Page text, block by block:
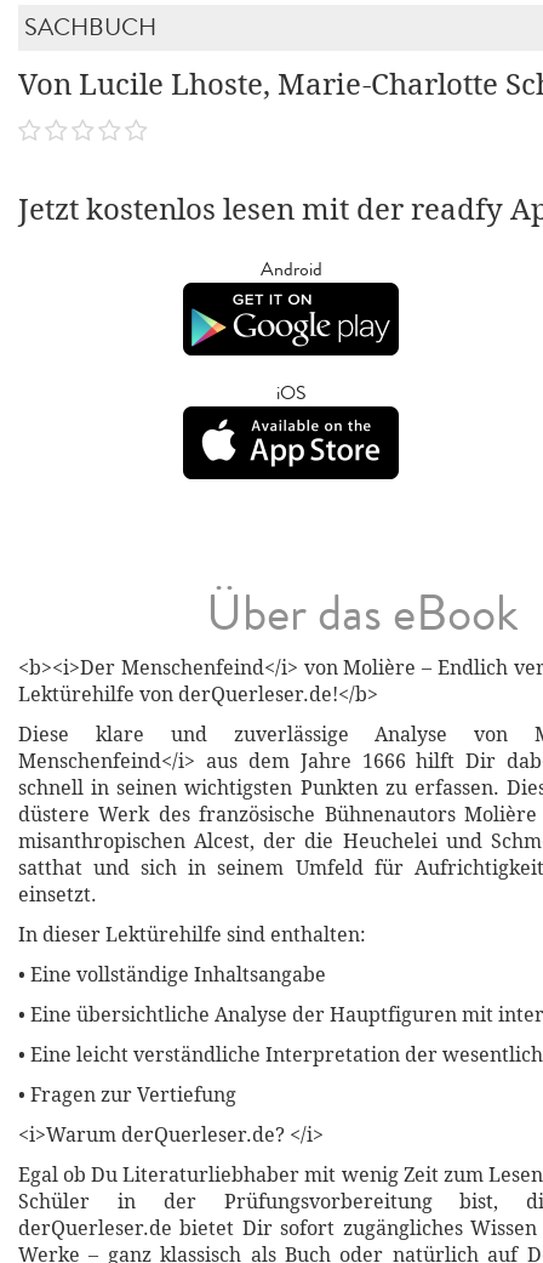
SACHBUCH
Von Lucile Lhoste, Marie-Charlotte
Jetzt kostenlos lesen mit der readfy
Android
iOS
Über das eBook
<b><i>Der Menschenfeind</i> von Molière – Endlich
Lektürehilfe von derQuerleser.de!</b>
Diese klare und zuverlässige Analyse von
Menschenfeind</i> aus dem Jahre 1666 hilft Dir
schnell in seinen wichtigsten Punkten zu erfassen.
düstere Werk des französische Bühnenautors
misanthropischen Alcest, der die Heuchelei und
satthat und sich in seinem Umfeld für
einsetzt.
In dieser Lektürehilfe sind enthalten:
• Eine vollständige Inhaltsangabe
• Eine übersichtliche Analyse der Hauptfiguren mit
• Eine leicht verständliche Interpretation der
• Fragen zur Vertiefung
<i>Warum derQuerleser.de? </i>
Egal ob Du Literaturliebhaber mit wenig Zeit zum
Schüler in der Prüfungsvorbereitung bist,
derQuerleser.de bietet Dir sofort zugängliches
Werke – ganz klassisch als Buch oder natürlich auf